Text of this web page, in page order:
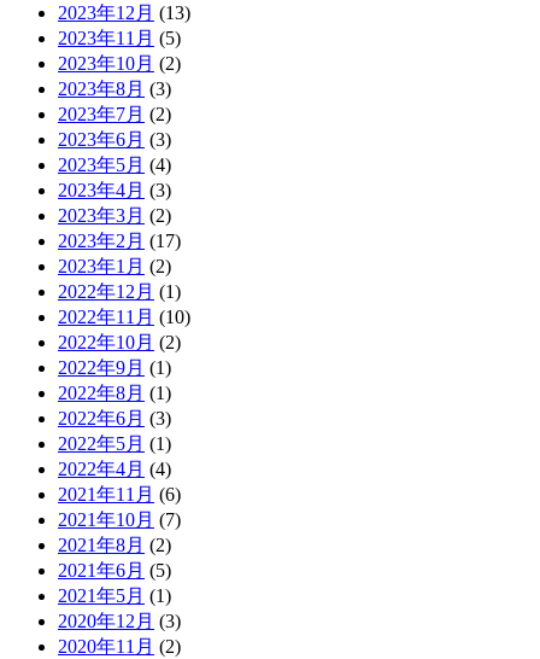
2023年12月 (13)
2023年11月 (5)
2023年10月 (2)
2023年8月 (3)
2023年7月 (2)
2023年6月 (3)
2023年5月 (4)
2023年4月 (3)
2023年3月 (2)
2023年2月 (17)
2023年1月 (2)
2022年12月 (1)
2022年11月 (10)
2022年10月 (2)
2022年9月 (1)
2022年8月 (1)
2022年6月 (3)
2022年5月 (1)
2022年4月 (4)
2021年11月 (6)
2021年10月 (7)
2021年8月 (2)
2021年6月 (5)
2021年5月 (1)
2020年12月 (3)
2020年11月 (2)